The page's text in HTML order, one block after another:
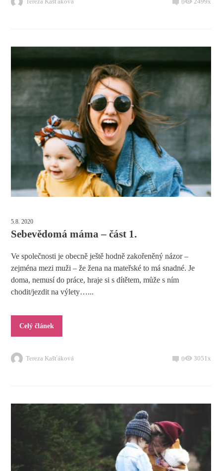
0
5.8. 2020
Sebevědomá máma – část 1.
Ve společnosti je obecně ještě hodně zakořeněný názor –
zejména mezi muži – že žena na mateřské to má snadné. Je
doma, nemusí do práce, hraje si s dítětem, může s ním
chodit/jezdit na výlety…...
Celý článek
Tereza Kašťáková 0 3051x